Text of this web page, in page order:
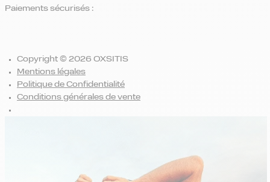
Paiements sécurisés :
Copyright © 2026 OXSITIS
Mentions légales
Politique de Confidentialité
Conditions générales de vente